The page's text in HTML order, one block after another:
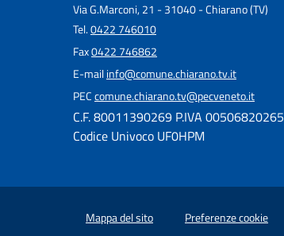
Via G.Marconi, 21 - 31040 - Chiarano (TV)
Tel.0422 746010
Fax0422 746862
E-mailinfo@comune.chiarano.tv.it
PECcomune.chiarano.tv@pecveneto.it
C.F. 80011390269 P.IVA 00506820265
Codice Univoco UF0HPM
Mappa del sito Preferenze cookie